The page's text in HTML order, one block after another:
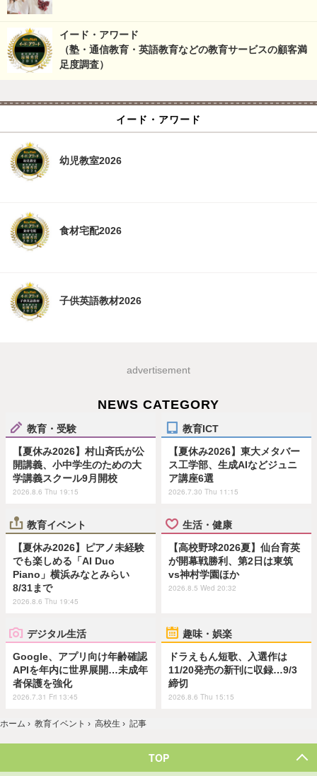
イード・アワード
（塾・通信教育・英語教育などの教育サービスの顧客満
足度調査）
イード・アワード
幼児教室2026
食材宅配2026
子供英語教材2026
advertisement
NEWS CATEGORY
教育・受験
【夏休み2026】村山斉氏が公
開講義、小中学生のための大
学講義スクール9月開校
2026.8.6 Thu 19:15
教育ICT
【夏休み2026】東大メタバー
ス工学部、生成AIなどジュニ
ア講座6選
2026.7.30 Thu 11:15
教育イベント
【夏休み2026】ピアノ未経験
でも楽しめる「AI Duo
Piano」横浜みなとみらい
8/31まで
2026.8.6 Thu 19:45
生活・健康
【高校野球2026夏】仙台育英
が開幕戦勝利、第2日は東筑
vs神村学園ほか
2026.8.5 Wed 20:32
デジタル生活
Google、アプリ向け年齢確認
APIを年内に世界展開…未成年
者保護を強化
2026.7.31 Fri 13:45
趣味・娯楽
ドラえもん短歌、入選作は
11/20発売の新刊に収録…9/3
締切
2026.8.6 Thu 15:15
ホーム › 教育イベント › 高校生 › 記事
TOP